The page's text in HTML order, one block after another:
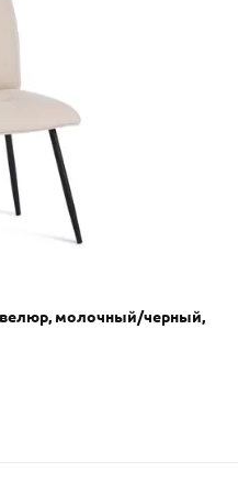
молочный/черный,